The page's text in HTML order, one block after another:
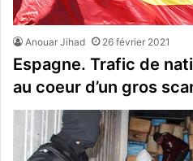
Anouar Jihad 26 février 2021
Espagne. Trafic de
au coeur d’un gros